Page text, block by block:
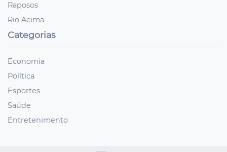
Raposos
Rio Acima
Categorias
Economia
Política
Esportes
Saúde
Entretenimento